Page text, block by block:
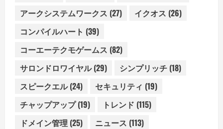
アークシステムワークス (27) イクオス (26)
コンパイルハート (39)
コーエーテクモゲームス (82)
サロンドロワイヤル(29) シンプリッチ (18)
スピークエル(24) セキュリティ (19)
チャップアップ(19) トレンド (115)
ドメイン管理 (25) ニュース (113)